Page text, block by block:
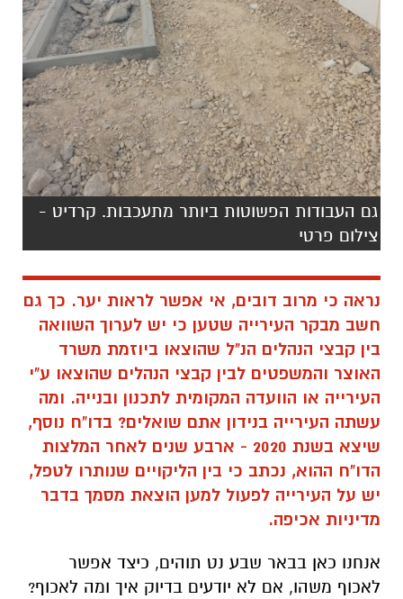
גם העבודות הפשוטות ביותר מתעכבות. קרדיט -
צילום פרטי
נראה כי מרוב דובים, אי אפשר לראות יער. כך גם
חשב מבקר העירייה שטען כי יש לערוך השוואה
בין קבצי הנהלים הנ"ל שהוצאו ביוזמת משרד
האוצר והמשפטים לבין קבצי הנהלים שהוצאו ע"י
העירייה או הוועדה המקומית לתכנון ובנייה. ומה
עשתה העירייה בנידון אתם שואלים? בדו"ח נוסף,
שיצא בשנת 2020 - ארבע שנים לאחר המלצות
הדו"ח ההוא, נכתב כי בין הליקויים שנותרו לטפל,
יש על העירייה לפעול למען הוצאת מסמך בדבר
מדיניות אכיפה.
אנחנו כאן בבאר שבע נט תוהים, כיצד אפשר
לאכוף משהו, אם לא יודעים בדיוק איך ומה לאכוף?